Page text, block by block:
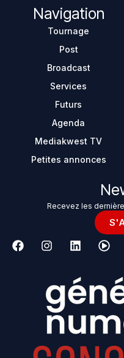
Navigation
Tournage
Post
Broadcast
Services
Futurs
Agenda
Mediakwest TV
Petites annonces
Recevez les